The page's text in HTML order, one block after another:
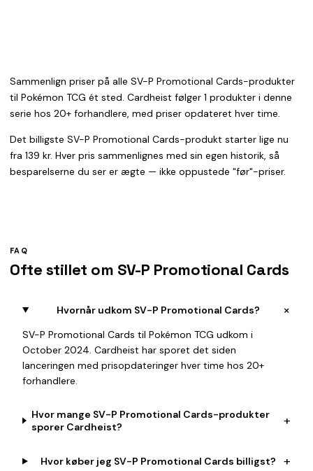
Sammenlign priser på alle SV-P Promotional Cards-produkter
til Pokémon TCG ét sted. Cardheist følger 1 produkter i denne
serie hos 20+ forhandlere, med priser opdateret hver time.
Det billigste SV-P Promotional Cards-produkt starter lige nu
fra 139 kr. Hver pris sammenlignes med sin egen historik, så
besparelserne du ser er ægte — ikke oppustede "før"-priser.
FAQ
Ofte stillet om SV-P Promotional Cards
Hvornår udkom SV-P Promotional Cards? +
SV-P Promotional Cards til Pokémon TCG udkom i
October 2024. Cardheist har sporet det siden
lanceringen med prisopdateringer hver time hos 20+
forhandlere.
Hvor mange SV-P Promotional Cards-produkter
sporer Cardheist?
+
Hvor køber jeg SV-P Promotional Cards billigst? +